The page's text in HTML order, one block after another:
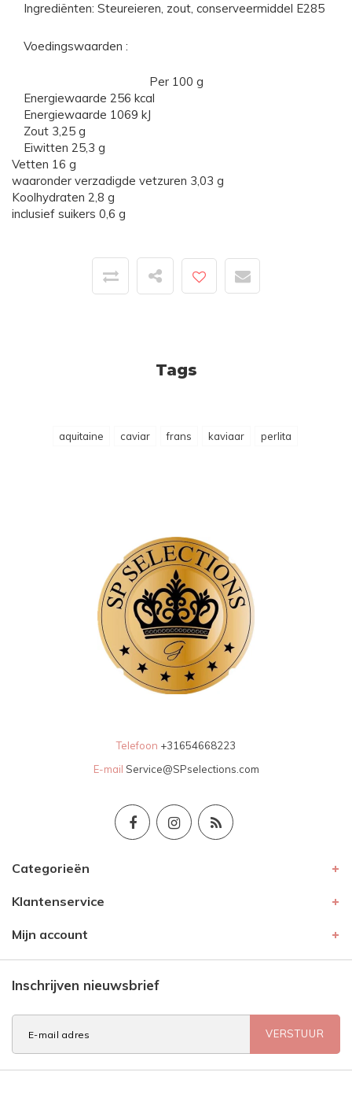
Ingrediënten: Steureieren, zout, conserveermiddel E285
Voedingswaarden :
Per 100 g
Energiewaarde 256 kcal
Energiewaarde 1069 kJ
Zout 3,25 g
Eiwitten 25,3 g
Vetten 16 g
waaronder verzadigde vetzuren 3,03 g
Koolhydraten 2,8 g
inclusief suikers 0,6 g
Tags
aquitaine caviar frans kaviaar perlita
Telefoon +31654668223
E-mail Service@SPselections.com
Categorieën
Klantenservice
Mijn account
Inschrijven nieuwsbrief
VERSTUUR